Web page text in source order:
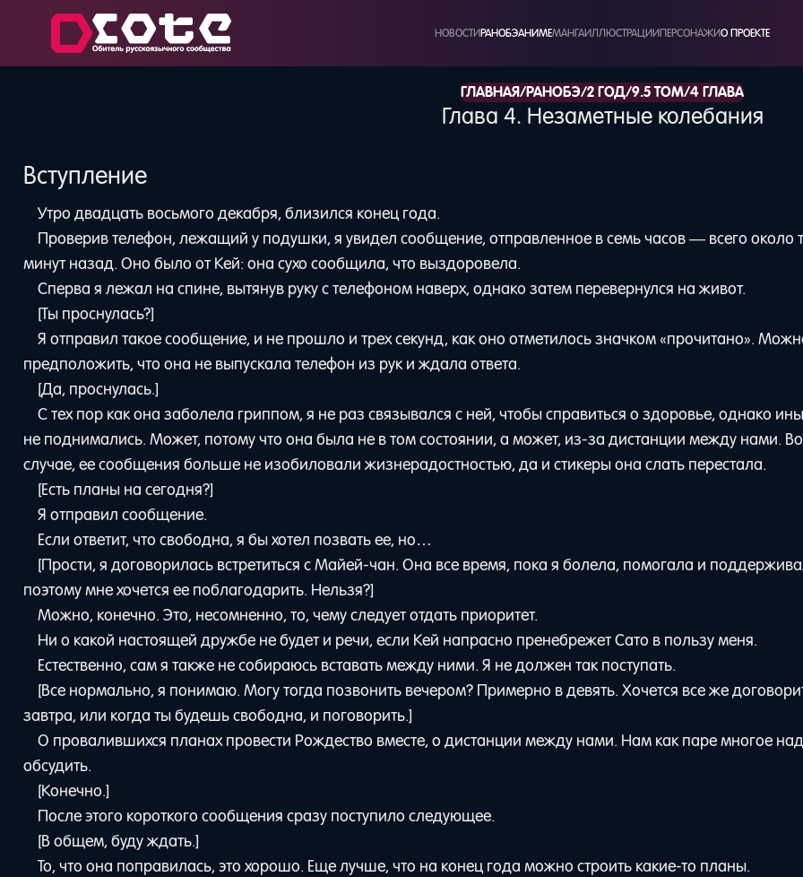
НОВОСТИРАНОБЭАНИМЕМАНГАИЛЛЮСТРАЦИИПЕРСОНАЖИО ПРОЕКТЕ
ГЛАВНАЯ/РАНОБЭ/2 ГОД/9.5 ТОМ/4 ГЛАВА
Глава 4. Незаметные колебания
Вступление
Утро двадцать восьмого декабря, близился конец года.
Проверив телефон, лежащий у подушки, я увидел сообщение, отправленное в семь часов — всего около
минут назад. Оно было от Кей: она сухо сообщила, что выздоровела.
Сперва я лежал на спине, вытянув руку с телефоном наверх, однако затем перевернулся на живот.
[Ты проснулась?]
Я отправил такое сообщение, и не прошло и трех секунд, как оно отметилось значком «прочитано».
предположить, что она не выпускала телефон из рук и ждала ответа.
[Да, проснулась.]
С тех пор как она заболела гриппом, я не раз связывался с ней, чтобы справиться о здоровье, однако
не поднимались. Может, потому что она была не в том состоянии, а может, из-за дистанции между нами.
случае, ее сообщения больше не изобиловали жизнерадостностью, да и стикеры она слать перестала.
[Есть планы на сегодня?]
Я отправил сообщение.
Если ответит, что свободна, я бы хотел позвать ее, но…
[Прости, я договорилась встретиться с Майей-чан. Она все время, пока я болела, помогала и
поэтому мне хочется ее поблагодарить. Нельзя?]
Можно, конечно. Это, несомненно, то, чему следует отдать приоритет.
Ни о какой настоящей дружбе не будет и речи, если Кей напрасно пренебрежет Сато в пользу меня.
Естественно, сам я также не собираюсь вставать между ними. Я не должен так поступать.
[Все нормально, я понимаю. Могу тогда позвонить вечером? Примерно в девять. Хочется все же
завтра, или когда ты будешь свободна, и поговорить.]
О провалившихся планах провести Рождество вместе, о дистанции между нами. Нам как паре многое
обсудить.
[Конечно.]
После этого короткого сообщения сразу поступило следующее.
[В общем, буду ждать.]
То, что она поправилась, это хорошо. Еще лучше, что на конец года можно строить какие-то планы.